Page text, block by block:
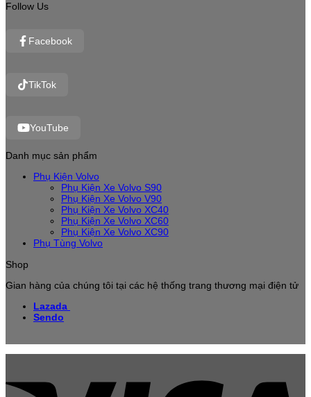
Follow Us
Facebook
TikTok
YouTube
Danh mục sản phẩm
Phụ Kiện Volvo
Phụ Kiện Xe Volvo S90
Phụ Kiện Xe Volvo V90
Phụ Kiện Xe Volvo XC40
Phụ Kiện Xe Volvo XC60
Phụ Kiện Xe Volvo XC90
Phụ Tùng Volvo
Shop
Gian hàng của chúng tôi tại các hệ thống trang thương mại điện tử
Lazada
Sendo